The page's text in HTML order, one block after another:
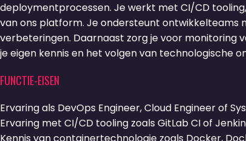
deploymentprocessen. Je werkt met CI/CD
van ons platform. Je ondersteunt
verbeteringen. Daarnaast zorg je voor monitoring
je eigen kennis en het volgen van technologische
FUNCTIE-EISEN
Ervaring als DevOps Engineer, Cloud Engineer of
Ervaring met CI/CD tooling zoals GitLab CI of